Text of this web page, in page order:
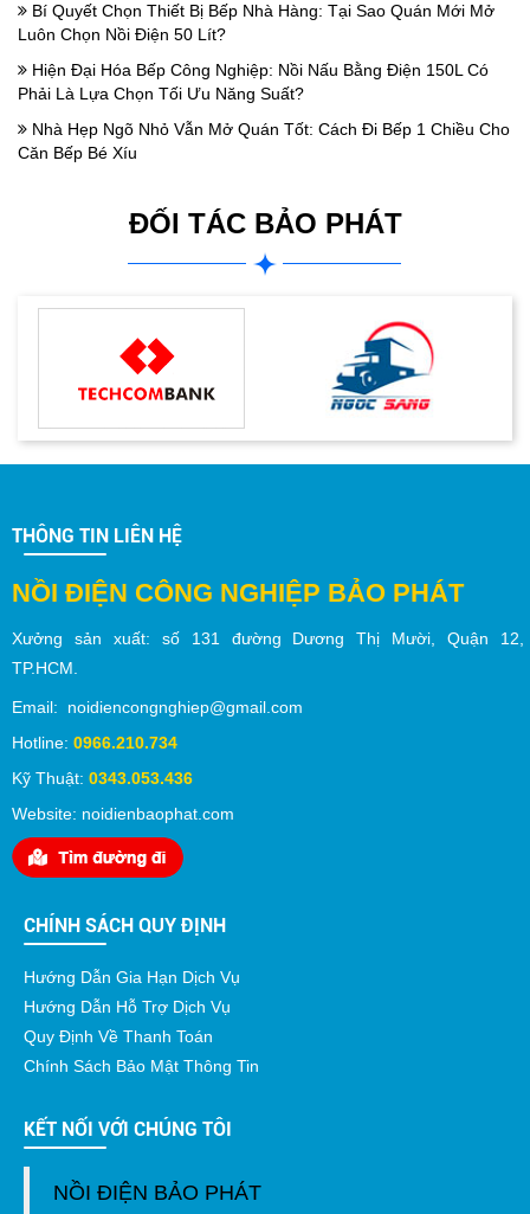
Bí Quyết Chọn Thiết Bị Bếp Nhà Hàng: Tại Sao Quán Mới Mở
Luôn Chọn Nồi Điện 50 Lít?
Hiện Đại Hóa Bếp Công Nghiệp: Nồi Nấu Bằng Điện 150L Có
Phải Là Lựa Chọn Tối Ưu Năng Suất?
Nhà Hẹp Ngõ Nhỏ Vẫn Mở Quán Tốt: Cách Đi Bếp 1 Chiều Cho
Căn Bếp Bé Xíu
ĐỐI TÁC BẢO PHÁT
THÔNG TIN LIÊN HỆ
NỒI ĐIỆN CÔNG NGHIỆP BẢO PHÁT
Xưởng sản xuất: số 131 đường Dương Thị Mười,Quận 12,
TP.HCM.
Email: noidiencongnghiep@gmail.com
Hotline: 0966.210.734
Kỹ Thuật: 0343.053.436
Website: noidienbaophat.com
CHÍNH SÁCH QUY ĐỊNH
Hướng Dẫn Gia Hạn Dịch Vụ
Hướng Dẫn Hỗ Trợ Dịch Vụ
Quy Định Về Thanh Toán
Chính Sách Bảo Mật Thông Tin
KẾT NỐI VỚI CHÚNG TÔI
NỒI ĐIỆN BẢO PHÁT